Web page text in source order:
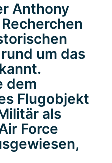
Anthony
um das
dem
Flugobjekt
als
Force